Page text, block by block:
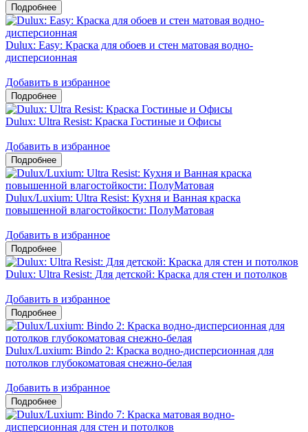
Dulux: Easy: Краска для обоев и стен матовая водно-
дисперсионная
Добавить в избранное
Dulux: Ultra Resist: Краска Гостиные и Офисы
Добавить в избранное
Dulux/Luxium: Ultra Resist: Кухня и Ванная краска
повышенной влагостойкости: ПолуМатовая
Добавить в избранное
Dulux: Ultra Resist: Для детской: Краска для стен и потолков
Добавить в избранное
Dulux/Luxium: Bindo 2: Краска водно-дисперсионная для
потолков глубокоматовая снежно-белая
Добавить в избранное